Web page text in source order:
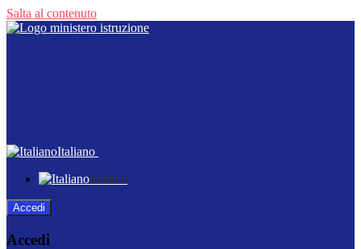
Salta al contenuto
Italiano
Italiano
Accedi
Accedi